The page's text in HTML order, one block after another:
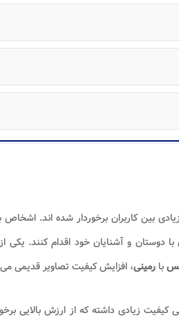
بین کاربران برخوردار شده اند. اشخاص
دوستان و آشنایان خود اقدام کنند. یکی
با رمینی، افزایش کیفیت تصاویر قدیمی
کیفیت زیادی داشته که از ارزش بالایی